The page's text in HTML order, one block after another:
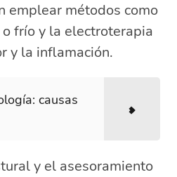
emplear métodos como
frío y la electroterapia
y la inflamación.
causas
y el asesoramiento